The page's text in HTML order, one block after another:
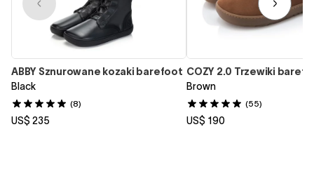
ABBY Sznurowane kozaki barefoot
Black
(8)
US$ 235
COZY 2.0 Trzewiki
Brown
(55)
US$ 190